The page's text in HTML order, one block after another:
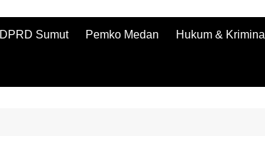
DPRD Sumut Pemko Medan Hukum & Kriminal